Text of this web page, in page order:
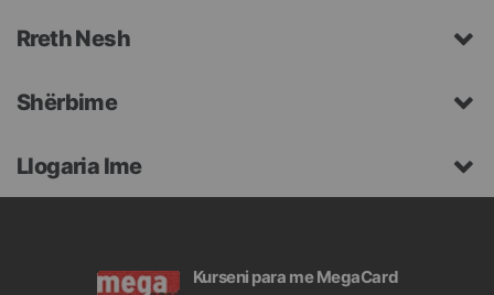
Rreth Nesh
Shërbime
Llogaria Ime
Kurseni para me MegaCard